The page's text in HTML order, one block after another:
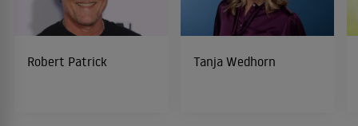
Robert Patrick Tanja Wedhorn